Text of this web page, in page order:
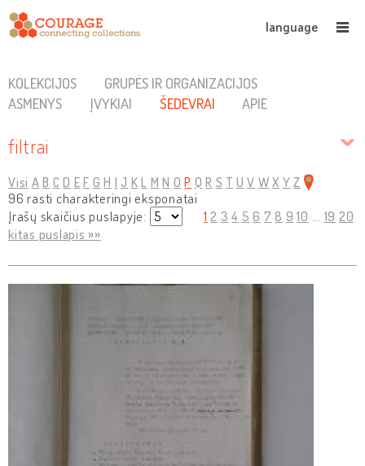
language
KOLEKCIJOS
GRUPĖS IR ORGANIZACIJOS
ASMENYS
ĮVYKIAI ŠEDEVRAI APIE
filtrai
Visi A B C D E F G H I J K L M N O P Q R S T U V W X Y Z
96 rasti charakteringi eksponatai
Įrašų skaičius puslapyje:
1 2 3 4 5 6 7 8 9 10 ... 19 20
kitas puslapis »»